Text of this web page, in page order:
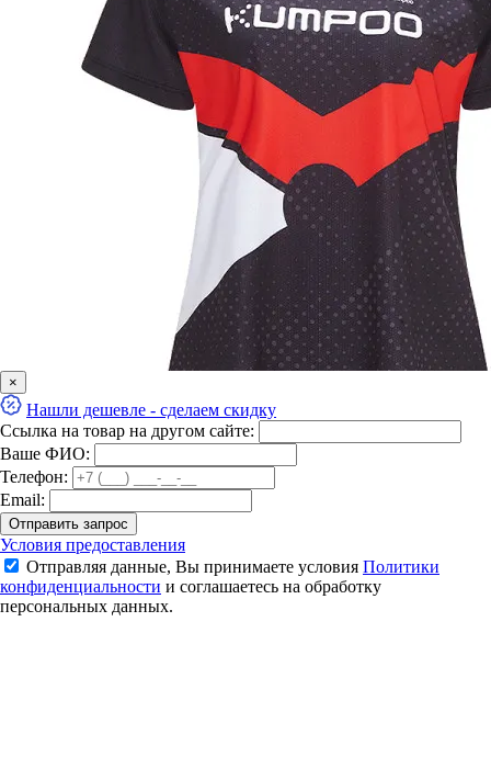
Футболка женская Kumpoo KW-4213 (Black/Red)
2 000 ₽
2 800 ₽
×
Нашли дешевле - сделаем скидку
Ссылка на товар на другом сайте:
Ваше ФИО:
Телефон:
Email:
Отправить запрос
Условия предоставления
Отправляя данные, Вы принимаете условия Политики
конфиденциальности и соглашаетесь на обработку
персональных данных.